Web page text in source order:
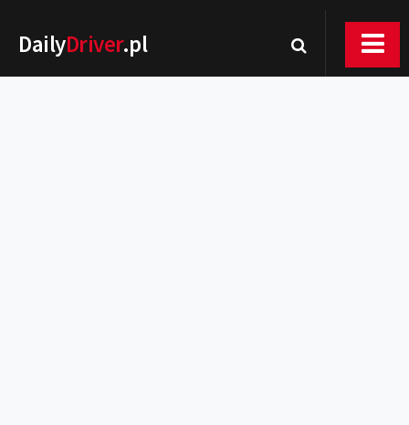
DailyDriver.pl